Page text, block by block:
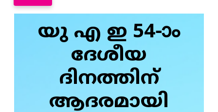
യു എ ഇ 54-ാം
ദേശീയ
ദിനത്തിന്
ആദരമായി